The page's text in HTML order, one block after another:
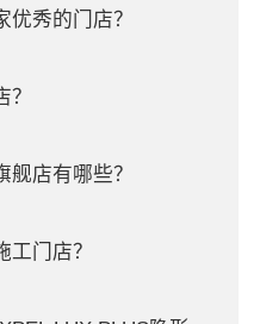
秀的门店？
舰店有哪些？
门店？